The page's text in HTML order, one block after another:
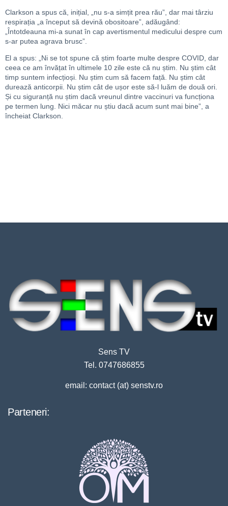
Clarkson a spus că, inițial, „nu s-a simțit prea rău”, dar mai târziu
respirația „a început să devină obositoare”, adăugând:
„Întotdeauna mi-a sunat în cap avertismentul medicului despre cum
s-ar putea agrava brusc”.
El a spus: „Ni se tot spune că știm foarte multe despre COVID, dar
ceea ce am învățat în ultimele 10 zile este că nu știm. Nu știm cât
timp suntem infecțioși. Nu știm cum să facem față. Nu știm cât
durează anticorpii. Nu știm cât de ușor este să-l luăm de două ori.
Și cu siguranță nu știm dacă vreunul dintre vaccinuri va funcționa
pe termen lung. Nici măcar nu știu dacă acum sunt mai bine”, a
încheiat Clarkson.
Sens TV
Tel. 0747686855
email: contact (at) senstv.ro
Parteneri: